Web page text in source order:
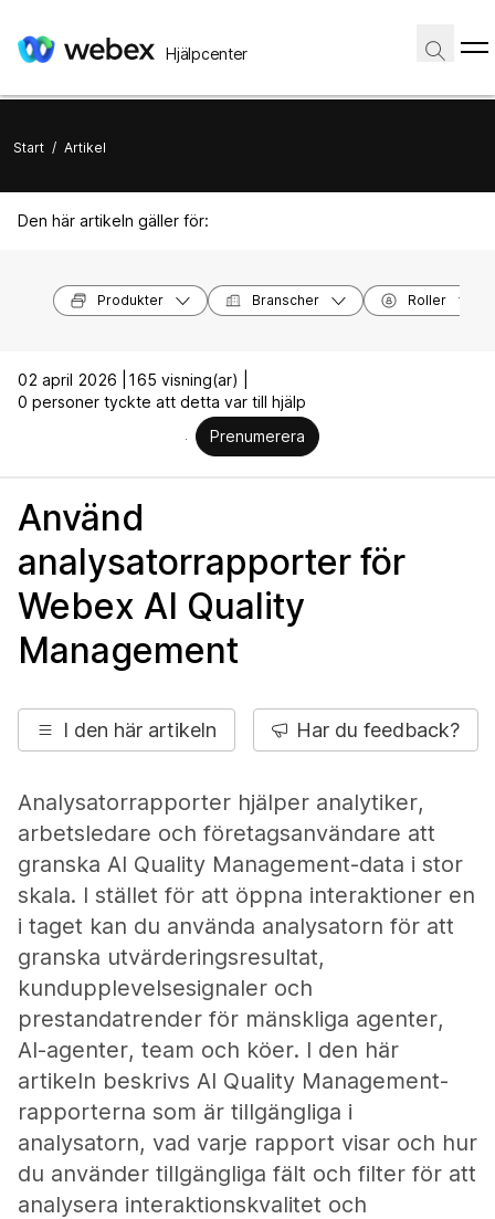
Hjälpcenter
Start / Artikel
Den här artikeln gäller för:
Produkter Branscher Roller
02 april 2026 |
165 visning(ar) |
0 personer tyckte att detta var till hjälp
Prenumerera
Använd
analysatorrapporter för
Webex AI Quality
Management
I den här artikeln Har du feedback?
Analysatorrapporter hjälper analytiker,
arbetsledare och företagsanvändare att
granska AI Quality Management-data i stor
skala. I stället för att öppna interaktioner en
i taget kan du använda analysatorn för att
granska utvärderingsresultat,
kundupplevelsesignaler och
prestandatrender för mänskliga agenter,
AI-agenter, team och köer. I den här
artikeln beskrivs AI Quality Management-
rapporterna som är tillgängliga i
analysatorn, vad varje rapport visar och hur
du använder tillgängliga fält och filter för att
analysera interaktionskvalitet och